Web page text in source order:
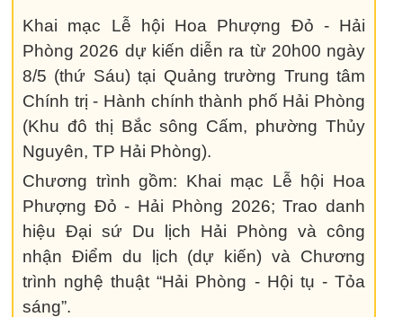
Khai mạc Lễ hội Hoa Phượng Đỏ - Hải
Phòng 2026 dự kiến diễn ra từ 20h00 ngày
8/5 (thứ Sáu) tại Quảng trường Trung tâm
Chính trị - Hành chính thành phố Hải Phòng
(Khu đô thị Bắc sông Cấm, phường Thủy
Nguyên, TP Hải Phòng).
Chương trình gồm: Khai mạc Lễ hội Hoa
Phượng Đỏ - Hải Phòng 2026; Trao danh
hiệu Đại sứ Du lịch Hải Phòng và công
nhận Điểm du lịch (dự kiến) và Chương
trình nghệ thuật “Hải Phòng - Hội tụ - Tỏa
sáng”.